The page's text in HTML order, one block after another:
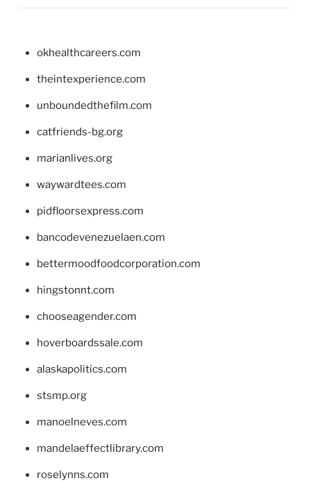
okhealthcareers.com
theintexperience.com
unboundedthefilm.com
catfriends-bg.org
marianlives.org
waywardtees.com
pidfloorsexpress.com
bancodevenezuelaen.com
bettermoodfoodcorporation.com
hingstonnt.com
chooseagender.com
hoverboardssale.com
alaskapolitics.com
stsmp.org
manoelneves.com
mandelaeffectlibrary.com
roselynns.com